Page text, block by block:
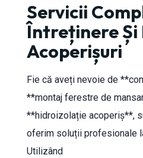
Servicii
Întreținere Și
Acoperișuri
Fie că aveți nevoie de
**montaj ferestre de
**hidroizolație acoperiș**,
oferim soluții profesionale
Utilizând